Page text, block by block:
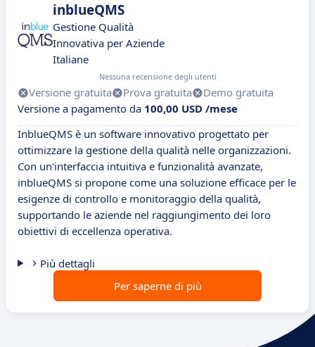
inblueQMS
Gestione Qualità
Innovativa per Aziende
Italiane
Nessuna recensione degli utenti
Versione gratuita Prova gratuita
Demo gratuita
Versione a pagamento da 100,00 USD /mese
InblueQMS è un software innovativo progettato per
ottimizzare la gestione della qualità nelle organizzazioni.
Con un'interfaccia intuitiva e funzionalità avanzate,
inblueQMS si propone come una soluzione efficace per le
esigenze di controllo e monitoraggio della qualità,
supportando le aziende nel raggiungimento dei loro
obiettivi di eccellenza operativa.
Più dettagli
Per saperne di più